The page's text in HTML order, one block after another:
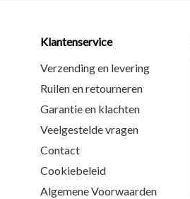
Klantenservice
Verzending en levering
Ruilen en retourneren
Garantie en klachten
Veelgestelde vragen
Contact
Cookiebeleid
Algemene Voorwaarden